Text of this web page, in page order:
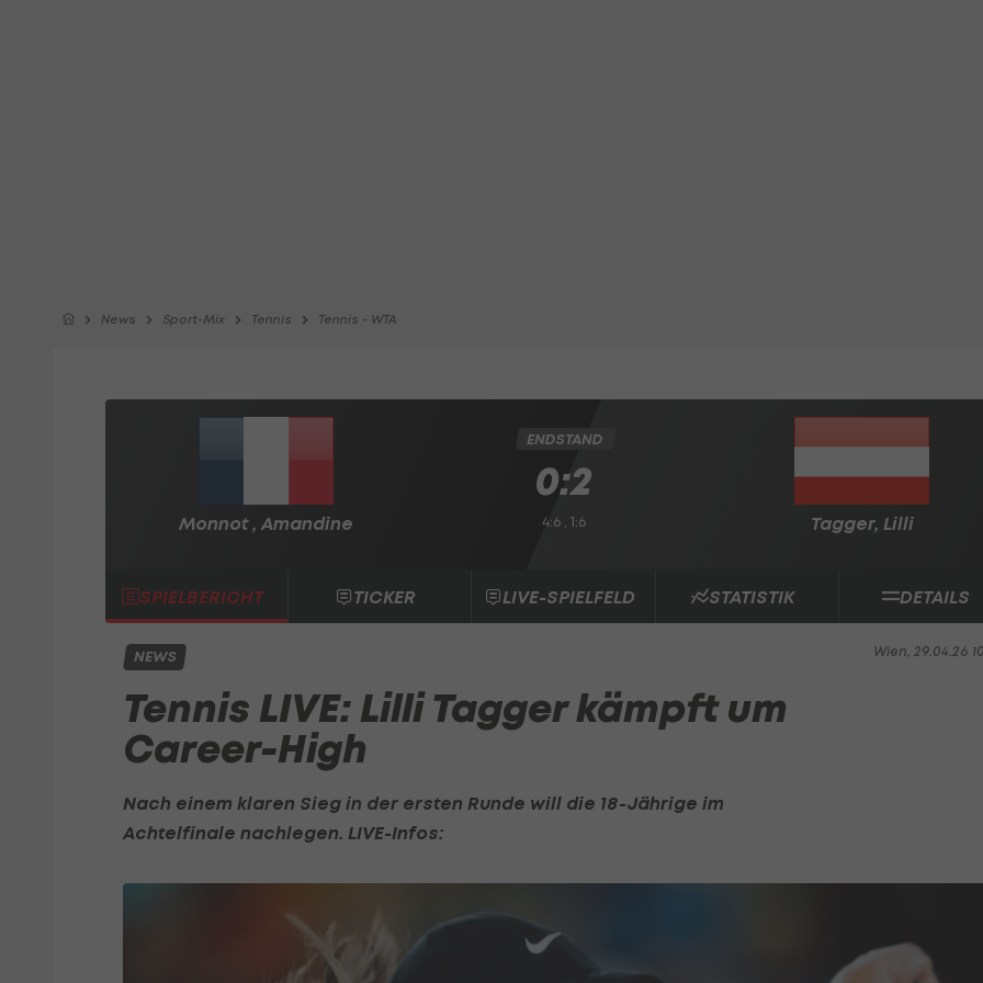
News Sport-Mix Tennis Tennis - WTA
Monnot , Amandine Tagger, Lilli
ENDSTAND
0:2
4:6 , 1:6
SPIELBERICHT TICKER LIVE-SPIELFELD STATISTIK DETAILS
Wien, 29.04.26
NEWS
Tennis LIVE: Lilli Tagger kämpft um
Career-High
Nach einem klaren Sieg in der ersten Runde will die 18-Jährige im
Achtelfinale nachlegen. LIVE-Infos: